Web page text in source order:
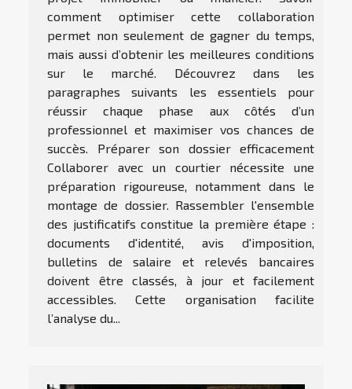
comment optimiser cette collaboration
permet non seulement de gagner du temps,
mais aussi d’obtenir les meilleures conditions
sur le marché. Découvrez dans les
paragraphes suivants les essentiels pour
réussir chaque phase aux côtés d’un
professionnel et maximiser vos chances de
succès. Préparer son dossier efficacement
Collaborer avec un courtier nécessite une
préparation rigoureuse, notamment dans le
montage de dossier. Rassembler l'ensemble
des justificatifs constitue la première étape :
documents d'identité, avis d'imposition,
bulletins de salaire et relevés bancaires
doivent être classés, à jour et facilement
accessibles. Cette organisation facilite
l’analyse du...